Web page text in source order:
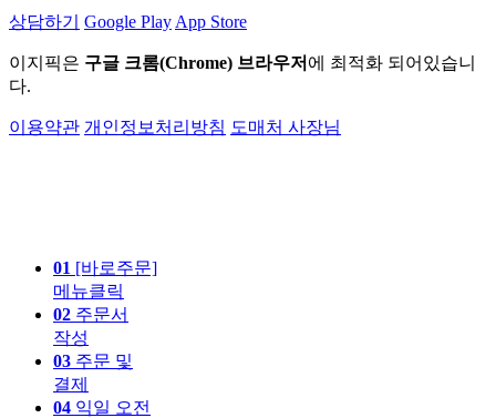
상담하기 Google Play App Store
이지픽은 구글 크롬(Chrome) 브라우저 에 최적화 되어있습니
다.
이용약관 개인정보처리방침 도매처 사장님
01 [바로주문]
메뉴클릭
02 주문서
작성
03 주문 및
결제
04 익일 오전